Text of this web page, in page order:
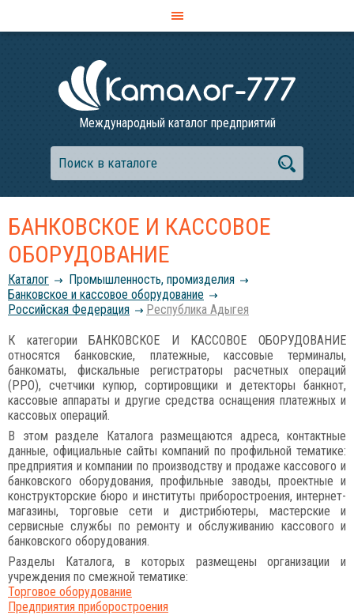
Международный каталог предприятий
БАНКОВСКОЕ И КАССОВОЕ
ОБОРУДОВАНИЕ
Каталог
Промышленность, промизделия
Банковское и кассовое оборудование
Российcкая Федерация
Республика Адыгея
К категории БАНКОВСКОЕ И КАССОВОЕ ОБОРУДОВАНИЕ
относятся банковские, платежные, кассовые терминалы,
банкоматы, фискальные регистраторы расчетных операций
(РРО), счетчики купюр, сортировщики и детекторы банкнот,
кассовые аппараты и другие средства оснащения платежных и
кассовых операций.
В этом разделе Каталога размещаются адреса, контактные
данные, официальные сайты компаний по профильной тематике:
предприятия и компании по производству и продаже кассового и
банковского оборудования, профильные заводы, проектные и
конструкторские бюро и институты приборостроения, интернет-
магазины, торговые сети и дистрибютеры, мастерские и
сервисные службы по ремонту и обслуживанию кассового и
банковского оборудования.
Разделы Каталога, в которых размещены организации и
учреждения по смежной тематике:
Торговое оборудование
Предприятия приборостроения